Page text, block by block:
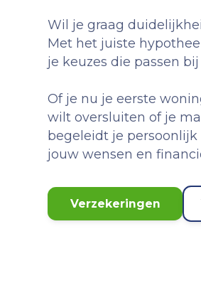
Wil je graag
Met het juiste
je keuzes die passen
Of je nu je eerste
wilt oversluiten of je
begeleidt je
jouw wensen en
Verzekeringen